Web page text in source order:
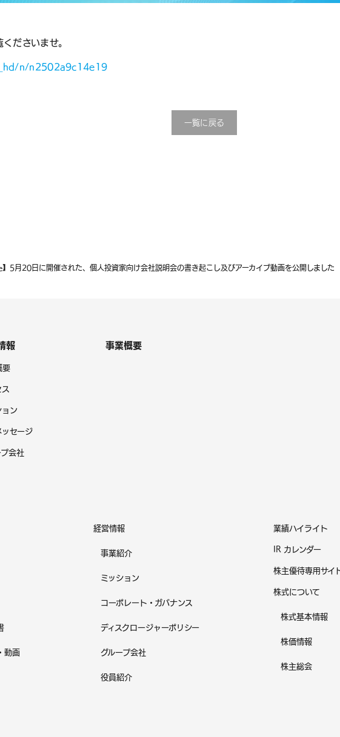
ださいませ。
n/n2502a9c14e19
一覧に戻る
】5月20日に開催された、個人投資家向け会社説明会の書き起こし及びアーカイブ動画を公開しました
報
要
ス
ョン
ッセージ
会社
事業概要
動画
経営情報
事業紹介
ミッション
コーポレート・ガバナンス
ディスクロージャーポリシー
グループ会社
役員紹介
業績ハイライト
IR カレンダー
株主優待専用サイ
株式について
株式基本情報
株価情報
株主総会